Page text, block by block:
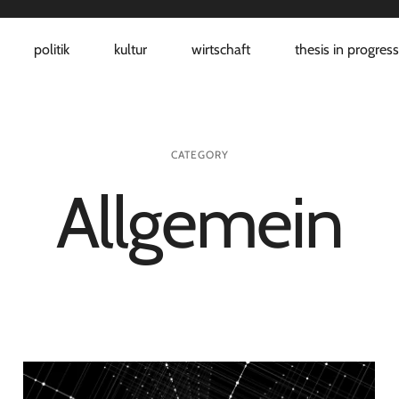
politik kultur wirtschaft thesis in progress
CATEGORY
Allgemein